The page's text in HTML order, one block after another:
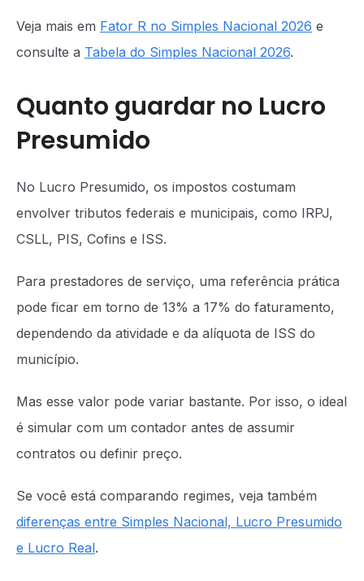
Veja mais em Fator R no Simples Nacional 2026 e
consulte a Tabela do Simples Nacional 2026.
Quanto guardar no Lucro
Presumido
No Lucro Presumido, os impostos costumam
envolver tributos federais e municipais, como IRPJ,
CSLL, PIS, Cofins e ISS.
Para prestadores de serviço, uma referência prática
pode ficar em torno de 13% a 17% do faturamento,
dependendo da atividade e da alíquota de ISS do
município.
Mas esse valor pode variar bastante. Por isso, o ideal
é simular com um contador antes de assumir
contratos ou definir preço.
Se você está comparando regimes, veja também
diferenças entre Simples Nacional, Lucro Presumido
e Lucro Real.